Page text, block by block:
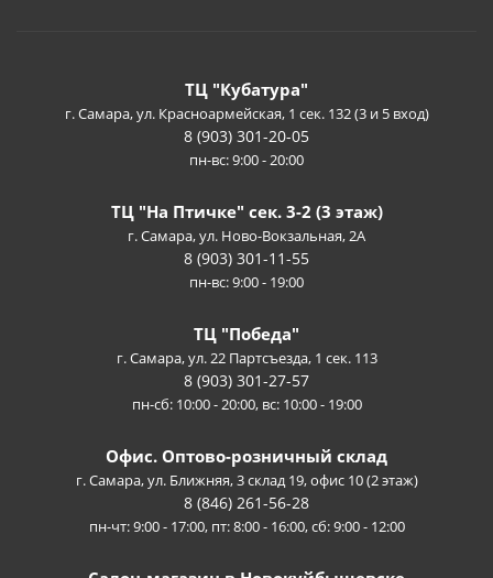
ТЦ "Кубатура"
г. Самара, ул. Красноармейская, 1 сек. 132 (3 и 5 вход)
8 (903) 301-20-05
пн-вс: 9:00 - 20:00
ТЦ "На Птичке" сек. 3-2 (3 этаж)
г. Самара, ул. Ново-Вокзальная, 2А
8 (903) 301-11-55
пн-вс: 9:00 - 19:00
ТЦ "Победа"
г. Самара, ул. 22 Партсъезда, 1 сек. 113
8 (903) 301-27-57
пн-сб: 10:00 - 20:00, вс: 10:00 - 19:00
Офис. Оптово-розничный склад
г. Самара, ул. Ближняя, 3 склад 19, офис 10 (2 этаж)
8 (846) 261-56-28
пн-чт: 9:00 - 17:00, пт: 8:00 - 16:00, сб: 9:00 - 12:00